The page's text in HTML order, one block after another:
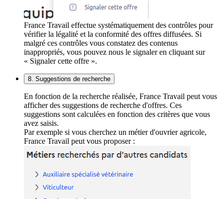
France Travail effectue systématiquement des contrôles pour
vérifier la légalité et la conformité des offres diffusées. Si
malgré ces contrôles vous constatez des contenus
inappropriés, vous pouvez nous le signaler en cliquant sur
« Signaler cette offre ».
8. Suggestions de recherche
En fonction de la recherche réalisée, France Travail peut vous
afficher des suggestions de recherche d'offres. Ces
suggestions sont calculées en fonction des critères que vous
avez saisis.
Par exemple si vous cherchez un métier d'ouvrier agricole,
France Travail peut vous proposer :